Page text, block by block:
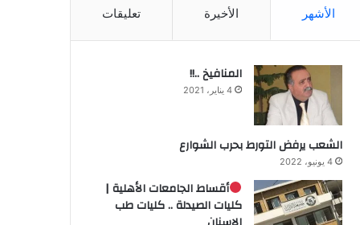
الأشهر الأخيرة تعليقات
المنافيخ ..!!
4 يناير، 2021
الشعب يرفض التورط بحرب الشوارع
4 يونيو، 2022
أقساط الجامعات الأهلية |
كليات الصيدلة .. كليات طب